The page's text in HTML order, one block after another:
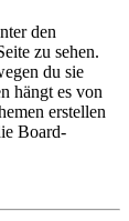
den
zu sehen.
du sie
hängt es von
erstellen
Board-